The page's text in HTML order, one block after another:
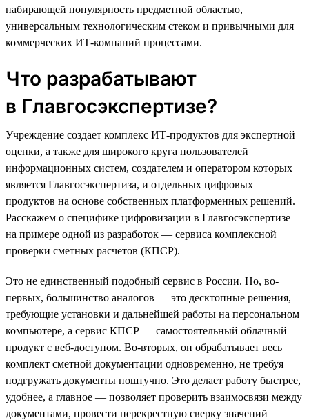
набирающей популярность предметной областью,
универсальным технологическим стеком и привычными для
коммерческих ИТ-компаний процессами.
Что разрабатывают
в Главгосэкспертизе?
Учреждение создает комплекс ИТ-продуктов для экспертной
оценки, а также для широкого круга пользователей
информационных систем, создателем и оператором которых
является Главгосэкспертиза, и отдельных цифровых
продуктов на основе собственных платформенных решений.
Расскажем о специфике цифровизации в Главгосэкспертизе
на примере одной из разработок — сервиса комплексной
проверки сметных расчетов (КПСР).
Это не единственный подобный сервис в России. Но, во-
первых, большинство аналогов — это десктопные решения,
требующие установки и дальнейшей работы на персональном
компьютере, а сервис КПСР — самостоятельный облачный
продукт с веб-доступом. Во-вторых, он обрабатывает весь
комплект сметной документации одновременно, не требуя
подгружать документы поштучно. Это делает работу быстрее,
удобнее, а главное — позволяет проверить взаимосвязи между
документами, провести перекрестную сверку значений